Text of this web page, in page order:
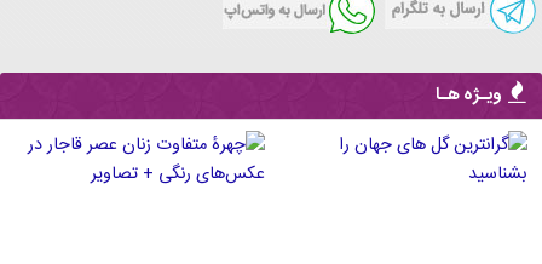
ویـژه هـا